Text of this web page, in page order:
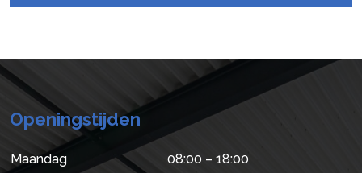
Openingstijden
Maandag
08:00 – 18:00